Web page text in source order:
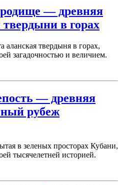
— древняя
в горах
аланская твердыня в горах,
загадочностью и величием.
— древняя
рубеж
в зеленых просторах Кубани,
тысячелетней историей.